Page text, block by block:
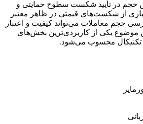
حجم در تأیید شکست سطوح حمایتی و
از شکست‌های قیمتی در ظاهر معتبر
حجم معاملات می‌تواند کیفیت و اعتبار
موضوع یکی از کاربردی‌ترین بخش‌های
تکنیکال محسوب می‌شود.